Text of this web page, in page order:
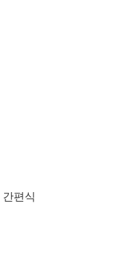
편식